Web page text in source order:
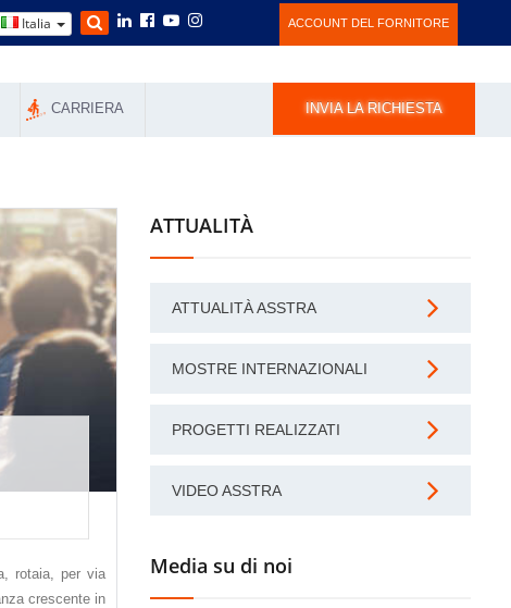
Italia ACCOUNT DEL FORNITORE
CARRIERA INVIA LA RICHIESTA
rotaia, per via
crescente in
ATTUALITÀ
ATTUALITÀ ASSTRA
MOSTRE INTERNAZIONALI
PROGETTI REALIZZATI
VIDEO ASSTRA
Media su di noi